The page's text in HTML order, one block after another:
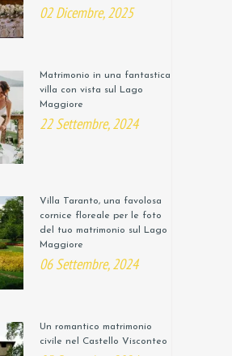
02 Dicembre, 2025
Matrimonio in una fantastica
villa con vista sul Lago
Maggiore
22 Settembre, 2024
Villa Taranto, una favolosa
cornice floreale per le foto
del tuo matrimonio sul Lago
Maggiore
06 Settembre, 2024
Un romantico matrimonio
civile nel Castello Visconteo